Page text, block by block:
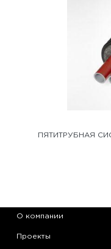
ПЯТИТРУБНАЯ
О компании
Проекты